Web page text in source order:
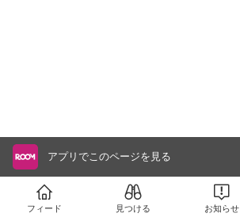
アプリでこのページを見る
フィード 見つける お知らせ